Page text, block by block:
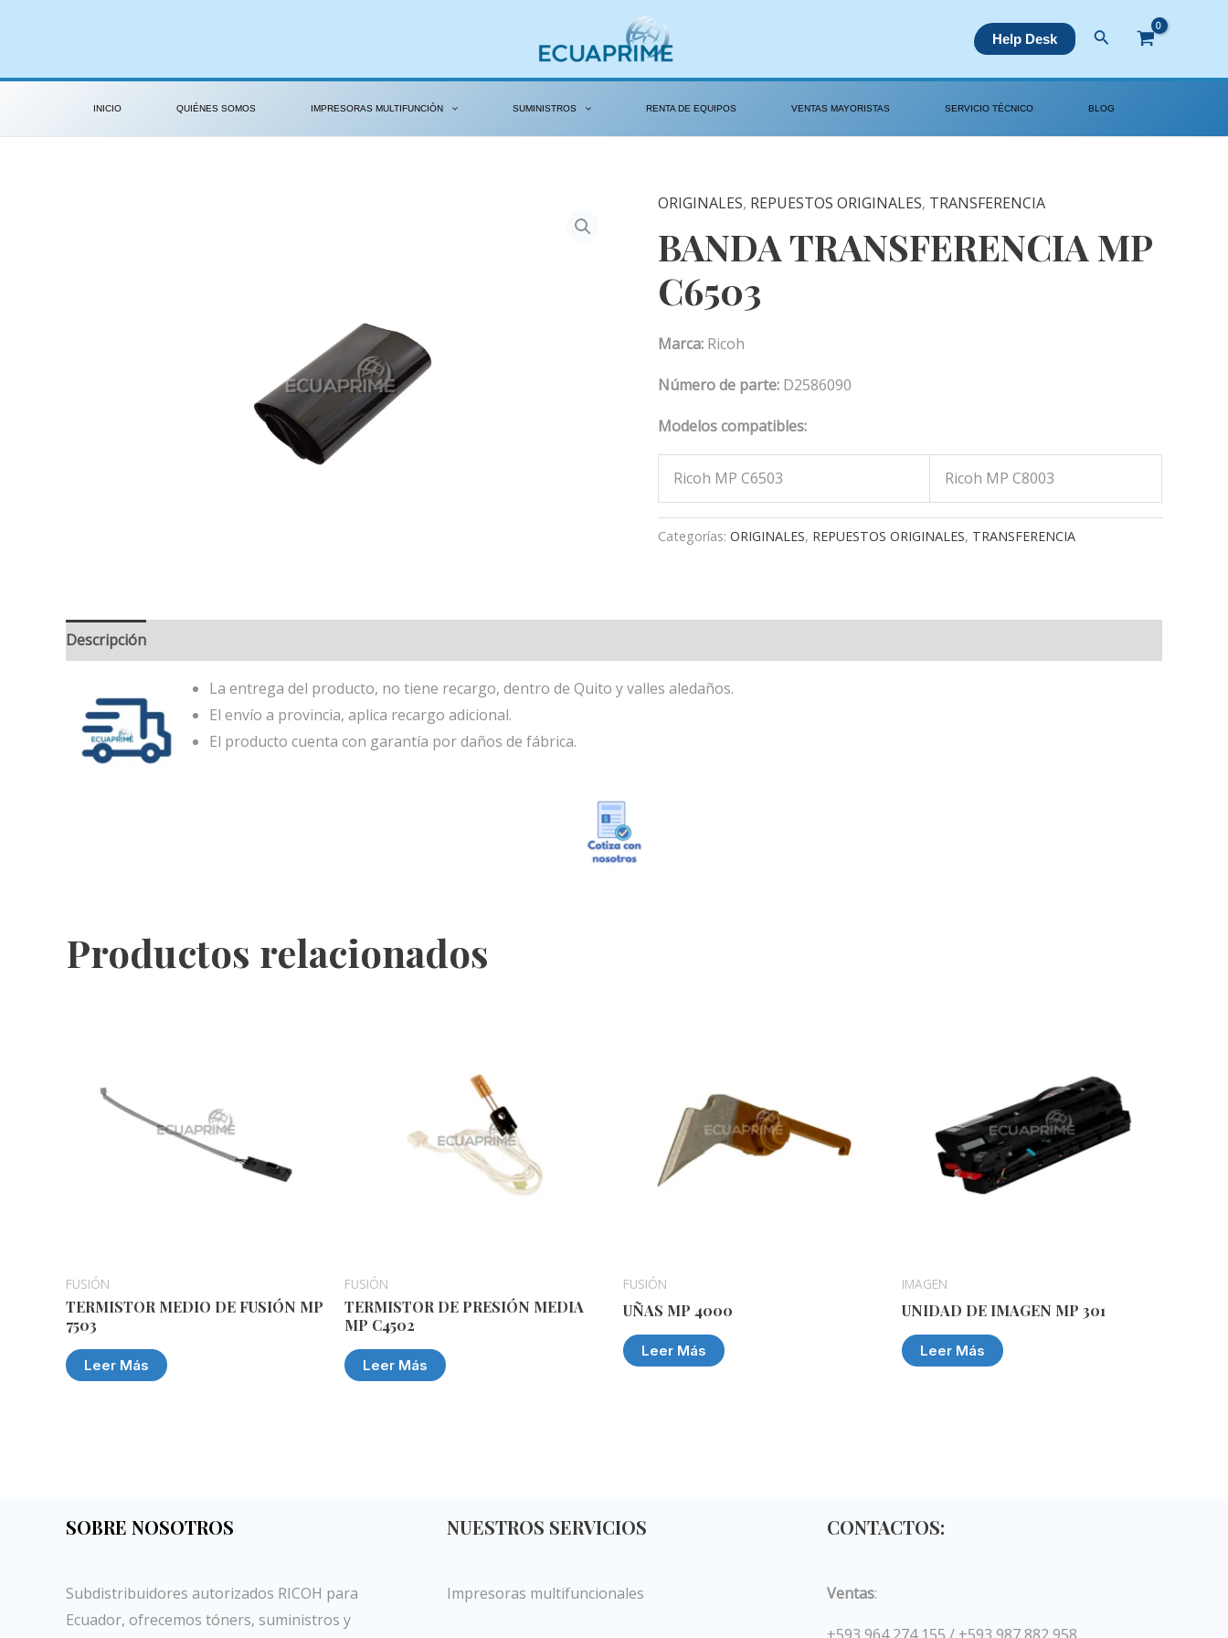
Help Desk Buscar
INICIO QUIÉNES SOMOS IMPRESORAS MULTIFUNCIÓN SUMINISTROS RENTA DE EQUIPOS VENTAS MAYORISTAS SERVICIO TÉCNICO BLOG
ORIGINALES, REPUESTOS ORIGINALES, TRANSFERENCIA
BANDA TRANSFERENCIA MP
C6503
Marca: Ricoh
Número de parte: D2586090
Modelos compatibles:
Ricoh MP C6503 Ricoh MP C8003
Categorías: ORIGINALES, REPUESTOS ORIGINALES, TRANSFERENCIA
Descripción
La entrega del producto, no tiene recargo, dentro de Quito y valles aledaños.
El envío a provincia, aplica recargo adicional.
El producto cuenta con garantía por daños de fábrica.
Productos relacionados
FUSIÓN
TERMISTOR MEDIO DE FUSIÓN MP
7503
Leer Más
FUSIÓN
TERMISTOR DE PRESIÓN MEDIA
MP C4502
Leer Más
FUSIÓN
UÑAS MP 4000
Leer Más
IMAGEN
UNIDAD DE IMAGEN MP 301
Leer Más
SOBRE NOSOTROS
Subdistribuidores autorizados RICOH para
Ecuador, ofrecemos tóners, suministros y
NUESTROS SERVICIOS
Impresoras multifuncionales
CONTACTOS:
Ventas: